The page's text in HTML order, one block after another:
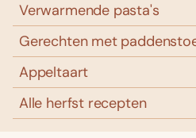
Verwarmende pasta's
Gerechten met
Appeltaart
Alle herfst recepten